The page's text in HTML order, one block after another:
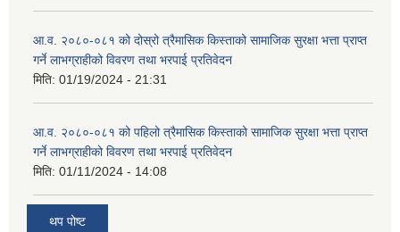
आ.व. २०८०-०८१ को दोस्रो त्रैमासिक किस्ताको सामाजिक सुरक्षा भत्ता प्राप्त
गर्ने लाभग्राहीको विवरण तथा भरपाई प्रतिवेदन
मिति: 01/19/2024 - 21:31
आ.व. २०८०-०८१ को पहिलो त्रैमासिक किस्ताको सामाजिक सुरक्षा भत्ता प्राप्त
गर्ने लाभग्राहीको विवरण तथा भरपाई प्रतिवेदन
मिति: 01/11/2024 - 14:08
थप पोष्ट